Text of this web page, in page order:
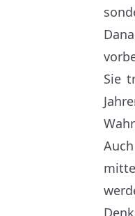
Sie